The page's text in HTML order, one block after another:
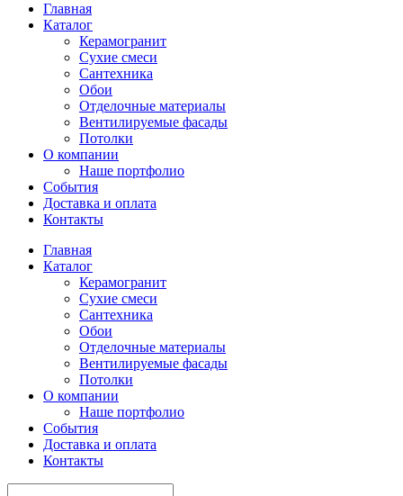
Главная
Каталог
Керамогранит
Сухие смеси
Сантехника
Обои
Отделочные материалы
Вентилируемые фасады
Потолки
О компании
Наше портфолио
События
Доставка и оплата
Контакты
Главная
Каталог
Керамогранит
Сухие смеси
Сантехника
Обои
Отделочные материалы
Вентилируемые фасады
Потолки
О компании
Наше портфолио
События
Доставка и оплата
Контакты